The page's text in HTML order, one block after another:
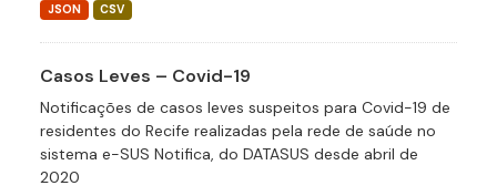
JSON CSV
Casos Leves – Covid-19
Notificações de casos leves suspeitos para Covid-19 de
residentes do Recife realizadas pela rede de saúde no
sistema e-SUS Notifica, do DATASUS desde abril de
2020